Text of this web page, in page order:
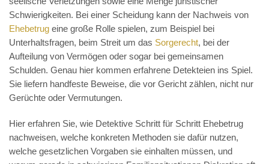
Schwierigkeiten. Bei einer Scheidung kann der Nachweis von
Ehebetrug eine große Rolle spielen, zum Beispiel bei
Unterhaltsfragen, beim Streit um das Sorgerecht, bei der
Aufteilung von Vermögen oder sogar bei gemeinsamen
Schulden. Genau hier kommen erfahrene Detekteien ins Spiel.
Sie liefern handfeste Beweise, die vor Gericht zählen, nicht nur
Gerüchte oder Vermutungen.
Hier erfahren Sie, wie Detektive Schritt für Schritt Ehebetrug
nachweisen, welche konkreten Methoden sie dafür nutzen,
welche gesetzlichen Vorgaben sie einhalten müssen, und